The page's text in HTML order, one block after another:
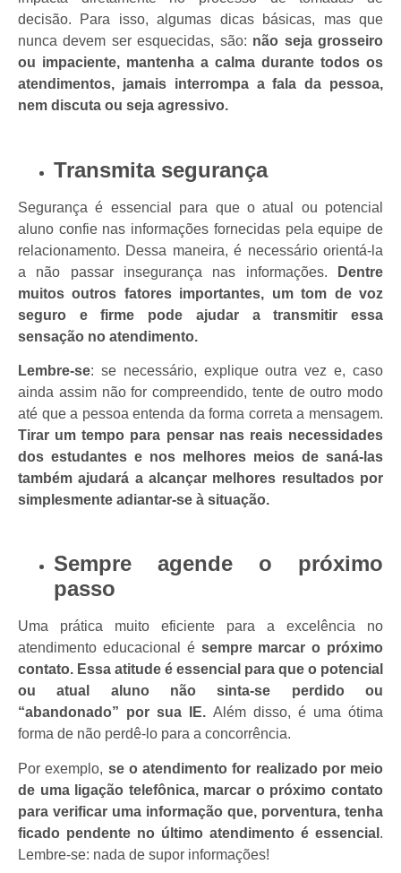
decisão. Para isso, algumas dicas básicas, mas que
nunca devem ser esquecidas, são: não seja grosseiro
ou impaciente, mantenha a calma durante todos os
atendimentos, jamais interrompa a fala da pessoa,
nem discuta ou seja agressivo.
Transmita segurança
Segurança é essencial para que o atual ou potencial
aluno confie nas informações fornecidas pela equipe de
relacionamento. Dessa maneira, é necessário orientá-la
a não passar insegurança nas informações.
Dentre
muitos outros fatores importantes, um tom de voz
seguro e firme pode ajudar a transmitir essa
sensação no atendimento.
Lembre-se: se necessário, explique outra vez e, caso
ainda assim não for compreendido, tente de outro modo
até que a pessoa entenda da forma correta a mensagem.
Tirar um tempo para pensar nas reais necessidades
dos estudantes e nos melhores meios de saná-las
também ajudará a alcançar melhores resultados por
simplesmente adiantar-se à situação.
Sempre agende o próximo
passo
Uma prática muito eficiente para a excelência no
atendimento educacional é sempre marcar o próximo
contato. Essa atitude é essencial para que o potencial
ou atual aluno não sinta-se perdido ou
“abandonado” por sua IE. Além disso, é uma ótima
forma de não perdê-lo para a concorrência.
Por exemplo, se o atendimento for realizado por meio
de uma ligação telefônica, marcar o próximo contato
para verificar uma informação que, porventura, tenha
ficado pendente no último atendimento é essencial .
Lembre-se: nada de supor informações!